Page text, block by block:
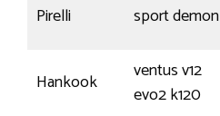
Pirelli sport demon
Hankook
ventus v12
evo2 k120